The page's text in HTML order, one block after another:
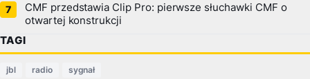
CMF przedstawia Clip Pro: pierwsze słuchawki CMF o
otwartej konstrukcji
TAGI
jbl radio sygnał